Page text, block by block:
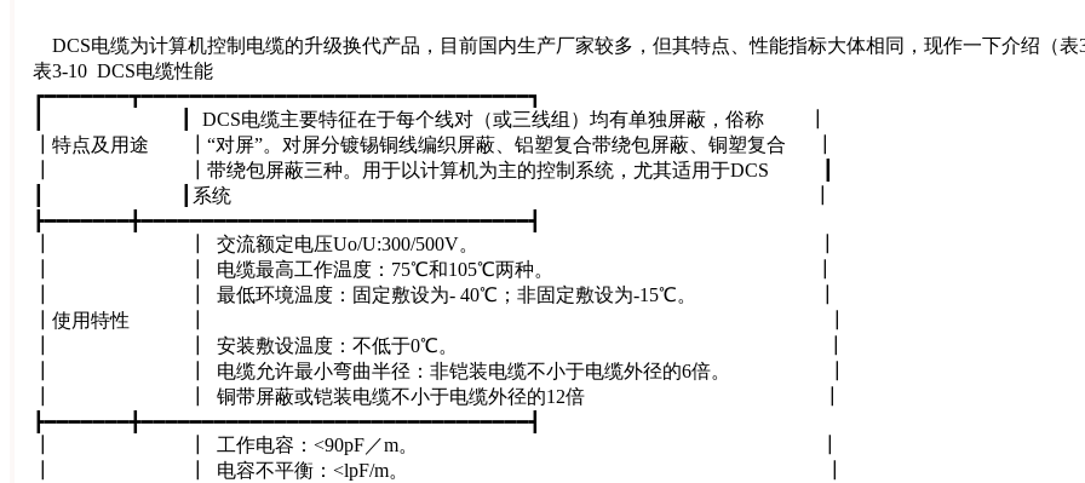
DCS电缆为计算机控制电缆的升级换代产品，目前国内生产厂家较多，但其特点、性能指标大体相同，现作一下介绍（表
表3-10 DCS电缆性能
┏━━━━━━━┳━━━━━━━━━━━━━━━━━━━━━━━━━━━━━━━━┓
┃ ┃ DCS电缆主要特征在于每个线对（或三线组）均有单独屏蔽，俗称 ┃
┃特点及用途 ┃“对屏”。对屏分镀锡铜线编织屏蔽、铝塑复合带绕包屏蔽、铜塑复合 ┃
┃ ┃带绕包屏蔽三种。用于以计算机为主的控制系统，尤其适用于DCS ┃
┃ ┃系统 ┃
┣━━━━━━━╋━━━━━━━━━━━━━━━━━━━━━━━━━━━━━━━━┫
┃ ┃ 交流额定电压Uo/U:300/500V。 ┃
┃ ┃ 电缆最高工作温度：75℃和105℃两种。 ┃
┃ ┃ 最低环境温度：固定敷设为- 40℃；非固定敷设为-15℃。 ┃
┃使用特性 ┃ ┃
┃ ┃ 安装敷设温度：不低于0℃。 ┃
┃ ┃ 电缆允许最小弯曲半径：非铠装电缆不小于电缆外径的6倍。 ┃
┃ ┃ 铜带屏蔽或铠装电缆不小于电缆外径的12倍 ┃
┣━━━━━━━╋━━━━━━━━━━━━━━━━━━━━━━━━━━━━━━━━┫
┃ ┃ 工作电容：<90pF／m。 ┃
┃ ┃ 电容不平衡：<lpF/m。 ┃